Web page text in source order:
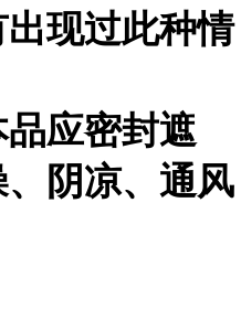
现过此种情
品应密封遮
阴凉、通风